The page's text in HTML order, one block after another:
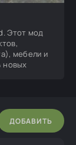
Этот мод
мебели и
новых
ДОБАВИТЬ